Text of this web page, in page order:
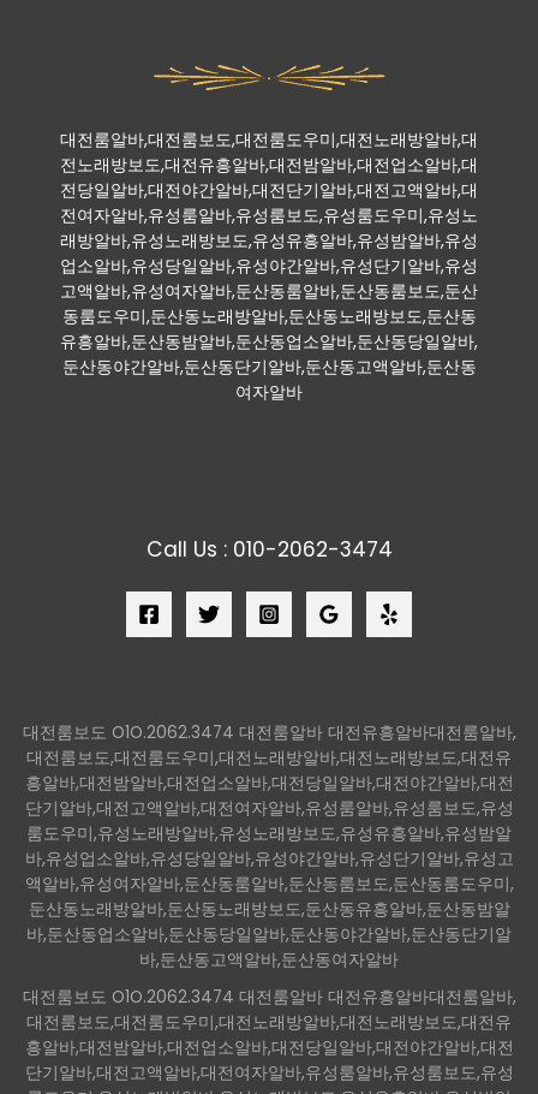
대전룸알바,대전룸보도,대전룸도우미,대전노래방알바,대
전노래방보도,대전유흥알바,대전밤알바,대전업소알바,대
전당일알바,대전야간알바,대전단기알바,대전고액알바,대
전여자알바,유성룸알바,유성룸보도,유성룸도우미,유성노
래방알바,유성노래방보도,유성유흥알바,유성밤알바,유성
업소알바,유성당일알바,유성야간알바,유성단기알바,유성
고액알바,유성여자알바,둔산동룸알바,둔산동룸보도,둔산
동룸도우미,둔산동노래방알바,둔산동노래방보도,둔산동
유흥알바,둔산동밤알바,둔산동업소알바,둔산동당일알바,
둔산동야간알바,둔산동단기알바,둔산동고액알바,둔산동
여자알바
Call Us : 010-2062-3474
대전룸보도 O1O.2062.3474 대전룸알바 대전유흥알바대전룸알바,
대전룸보도,대전룸도우미,대전노래방알바,대전노래방보도,대전유
흥알바,대전밤알바,대전업소알바,대전당일알바,대전야간알바,대전
단기알바,대전고액알바,대전여자알바,유성룸알바,유성룸보도,유성
룸도우미,유성노래방알바,유성노래방보도,유성유흥알바,유성밤알
바,유성업소알바,유성당일알바,유성야간알바,유성단기알바,유성고
액알바,유성여자알바,둔산동룸알바,둔산동룸보도,둔산동룸도우미,
둔산동노래방알바,둔산동노래방보도,둔산동유흥알바,둔산동밤알
바,둔산동업소알바,둔산동당일알바,둔산동야간알바,둔산동단기알
바,둔산동고액알바,둔산동여자알바
대전룸보도 O1O.2062.3474 대전룸알바 대전유흥알바대전룸알바,
대전룸보도,대전룸도우미,대전노래방알바,대전노래방보도,대전유
흥알바,대전밤알바,대전업소알바,대전당일알바,대전야간알바,대전
단기알바,대전고액알바,대전여자알바,유성룸알바,유성룸보도,유성